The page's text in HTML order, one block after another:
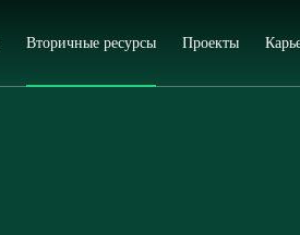
Вторичные ресурсы Проекты